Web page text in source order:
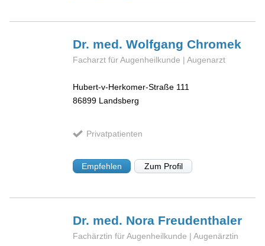
Dr. med. WolfgangChromek
Facharzt für Augenheilkunde | Augenarzt
Hubert-v-Herkomer-Straße 111
86899 Landsberg
Privatpatienten
Empfehlen Zum Profil
Dr. med. Nora Freudenthaler
Fachärztin für Augenheilkunde | Augenärztin